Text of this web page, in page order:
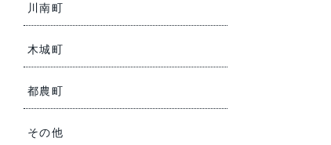
川南町
木城町
都農町
その他